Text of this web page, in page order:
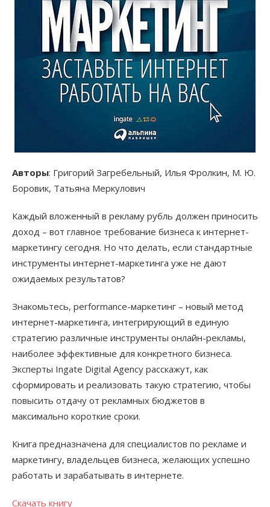
Авторы: Григорий Загребельный, Илья Фролкин, М. Ю.
Боровик, Татьяна Меркулович
Каждый вложенный в рекламу рубль должен приносить
доход – вот главное требование бизнеса к интернет-
маркетингу сегодня. Но что делать, если стандартные
инструменты интернет-маркетинга уже не дают
ожидаемых результатов?
Знакомьтесь, performance-маркетинг – новый метод
интернет-маркетинга, интегрирующий в единую
стратегию различные инструменты онлайн-рекламы,
наиболее эффективные для конкретного бизнеса.
Эксперты Ingate Digital Agency расскажут, как
сформировать и реализовать такую стратегию, чтобы
повысить отдачу от рекламных бюджетов в
максимально короткие сроки.
Книга предназначена для специалистов по рекламе и
маркетингу, владельцев бизнеса, желающих успешно
работать и зарабатывать в интернете.
Скачать книгу